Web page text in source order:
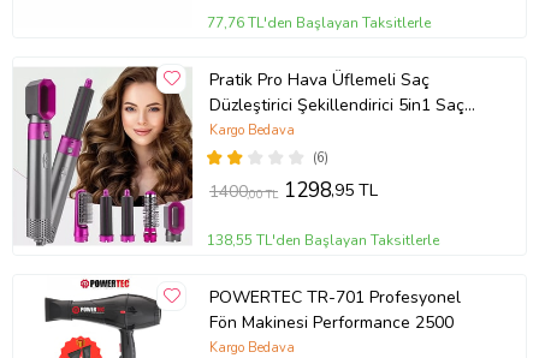
77,76 TL'den Başlayan Taksitlerle
Pratik Pro Hava Üflemeli Saç
Düzleştirici Şekillendirici 5in1 Saç
Bakım Seti Hot Air Styler 5 in 1
(6)
Kargo Bedava
1400,00 TL 1298,95 TL
138,55 TL'den Başlayan Taksitlerle
POWERTEC TR-701 Profesyonel
Fön Makinesi Performance 2500
Kargo Bedava